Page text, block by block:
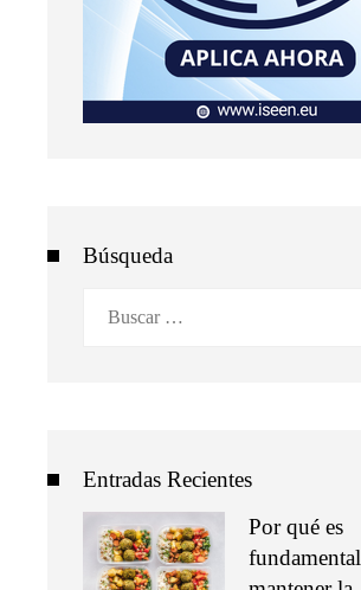
Búsqueda
Entradas Recientes
Por qué es
fundamental